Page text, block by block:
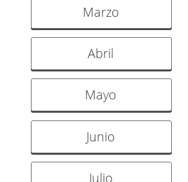
Marzo
Abril
Mayo
Junio
Julio